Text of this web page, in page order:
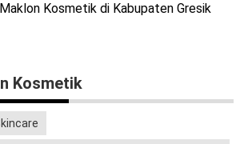
Kosmetik di Kabupaten Gresik
Kosmetik